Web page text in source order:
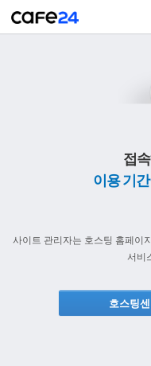
접
이용 기
사이트 관리자는 호스팅 홈페이지
서비
호스팅